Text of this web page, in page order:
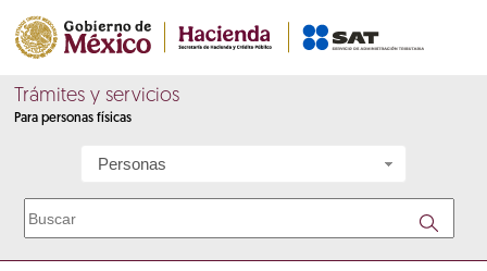
Trámites y servicios
Para personas físicas
Personas